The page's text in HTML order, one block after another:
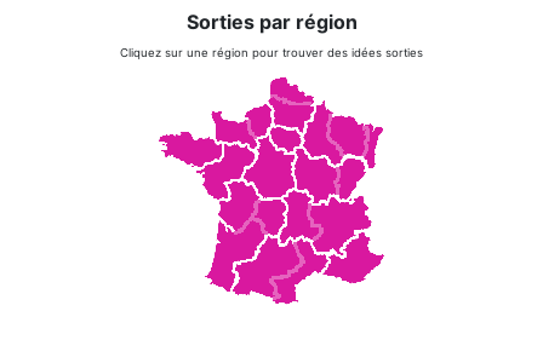
Sorties par région
Cliquez sur une région pour trouver des idées sorties